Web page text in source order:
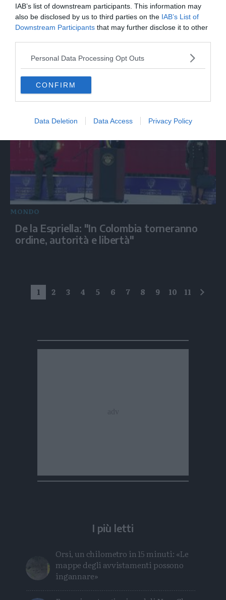
IAB’s list of downstream participants. This information may
also be disclosed by us to third parties on the IAB’s List of
Downstream Participants that may further disclose it to other
Personal Data Processing Opt Outs
CONFIRM
Data Deletion Data Access Privacy Policy
Da Bolzano alla Mongolia con una Panda
da 150 euro
MONDO
De la Espriella: "In Colombia torneranno
ordine, autorità e libertà"
1 2 3 4 5 6 7 8 9 10 11
I più letti
Orsi, un chilometro in 15 minuti: «Le
mappe degli avvistamenti possono
ingannare»